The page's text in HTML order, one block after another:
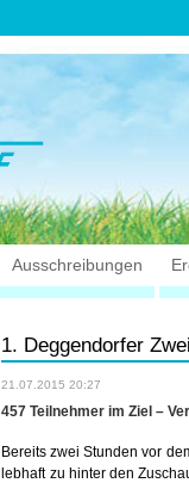
Ausschreibungen
1. Deggendorfer
21.07.2015 20:27
457 Teilnehmer im Ziel –
Bereits zwei Stunden vor
lebhaft zu hinter den